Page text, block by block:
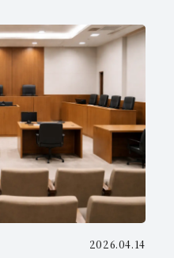
2026.04.14